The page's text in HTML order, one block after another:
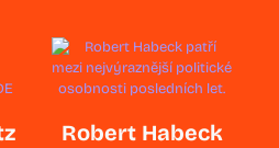
Robert Habeck